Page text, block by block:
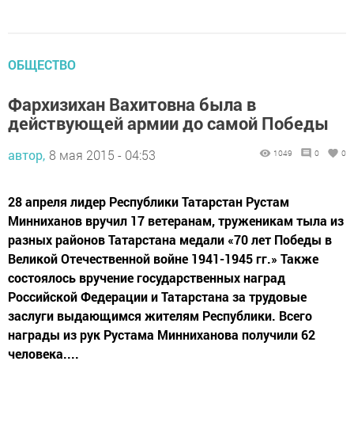
ОБЩЕСТВО
Фархизихан Вахитовна была в
действующей армии до самой Победы
автор, 8 мая 2015 - 04:53 1049 0 0
28 апреля лидер Республики Татарстан Рустам
Минниханов вручил 17 ветеранам, труженикам тыла из
разных районов Татарстана медали «70 лет Победы в
Великой Отечественной войне 1941-1945 гг.» Также
состоялось вручение государственных наград
Российской Федерации и Татарстана за трудовые
заслуги выдающимся жителям Республики. Всего
награды из рук Рустама Минниханова получили 62
человека....